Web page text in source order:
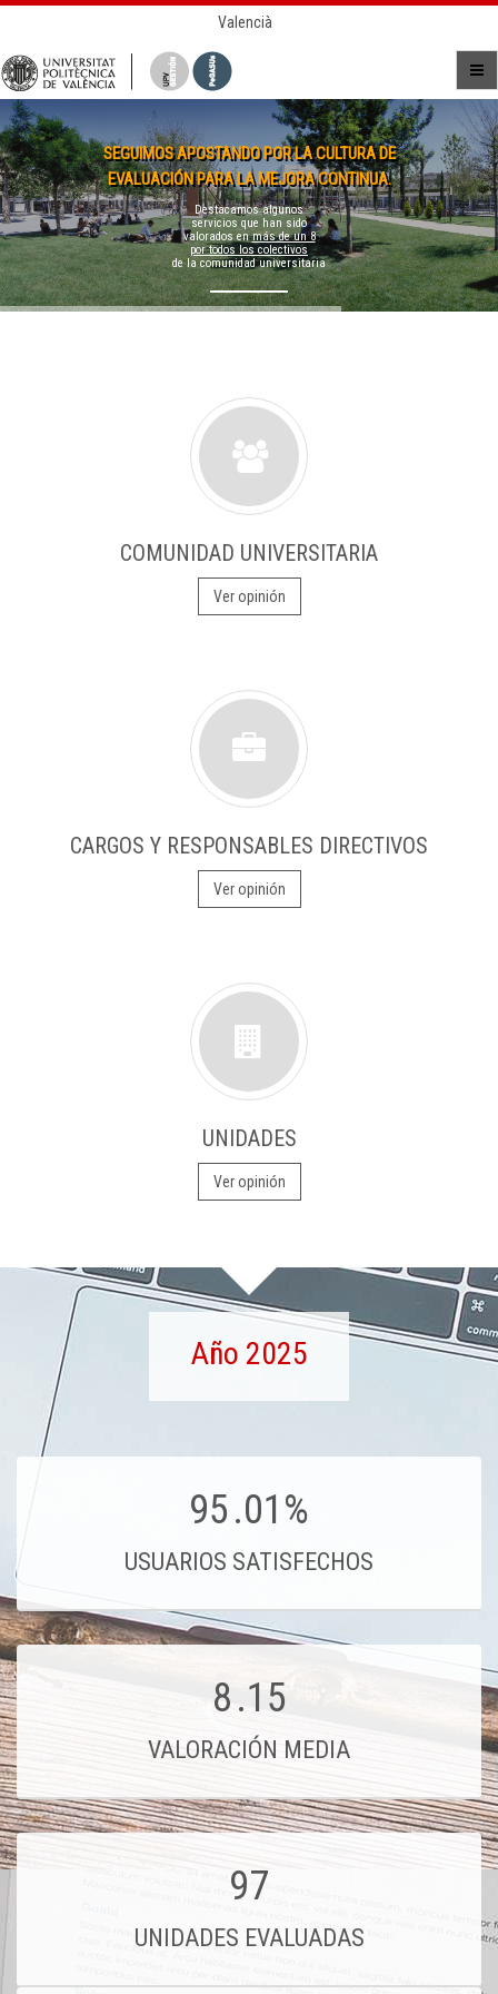
Valencià
SEGUIMOS APOSTANDO POR LA CULTURA DE
EVALUACIÓN PARA LA MEJORA CONTINUA.
Destacamos algunos
servicios que han sido
valorados enmás de un 8
por todos los colectivos
de la comunidad universitaria
COMUNIDAD UNIVERSITARIA
Ver opinión
CARGOS Y RESPONSABLES DIRECTIVOS
Ver opinión
UNIDADES
Ver opinión
Año 2025
95.01%
USUARIOS SATISFECHOS
8.15
VALORACIÓN MEDIA
97
UNIDADES EVALUADAS